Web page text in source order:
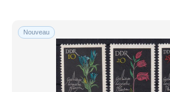
Nouveau